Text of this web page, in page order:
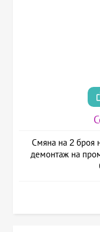
Смяна на 2 броя
демонтаж на